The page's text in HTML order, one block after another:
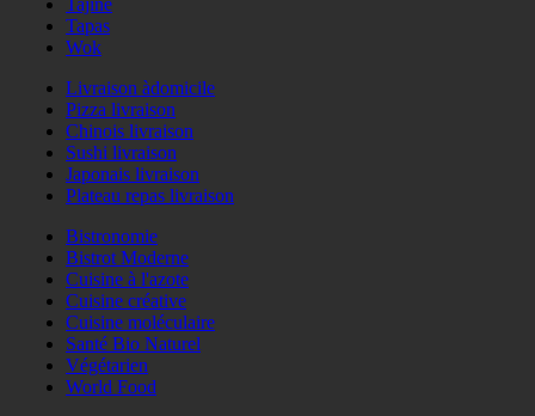
Tajine
Tapas
Wok
Livraison àdomicile
Pizza livraison
Chinois livraison
Sushi livraison
Japonais livraison
Plateau repas livraison
Bistronomie
Bistrot Moderne
Cuisine à l'azote
Cuisine créative
Cuisine moléculaire
Santé Bio Naturel
Végétarien
World Food